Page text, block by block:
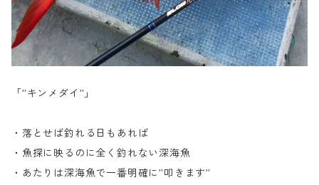
「”キンメダイ”」
・落とせば釣れる日もあれば
・魚探に映るのに全く釣れない深海魚
・あたりは深海魚で一番明確に”叩きます”